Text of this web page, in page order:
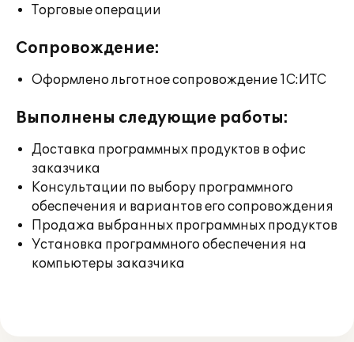
Торговые операции
Сопровождение:
Оформлено льготное сопровождение 1С:ИТС
Выполнены следующие работы:
Доставка программных продуктов в офис
заказчика
Консультации по выбору программного
обеспечения и вариантов его сопровождения
Продажа выбранных программных продуктов
Установка программного обеспечения на
компьютеры заказчика